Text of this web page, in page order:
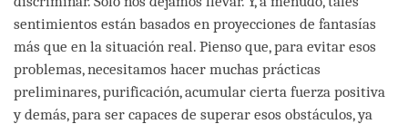
sentimientos están basados en proyecciones de fantasías
más que en la situación real. Pienso que, para evitar esos
problemas, necesitamos hacer muchas prácticas
preliminares, purificación, acumular cierta fuerza positiva
y demás, para ser capaces de superar esos obstáculos, ya